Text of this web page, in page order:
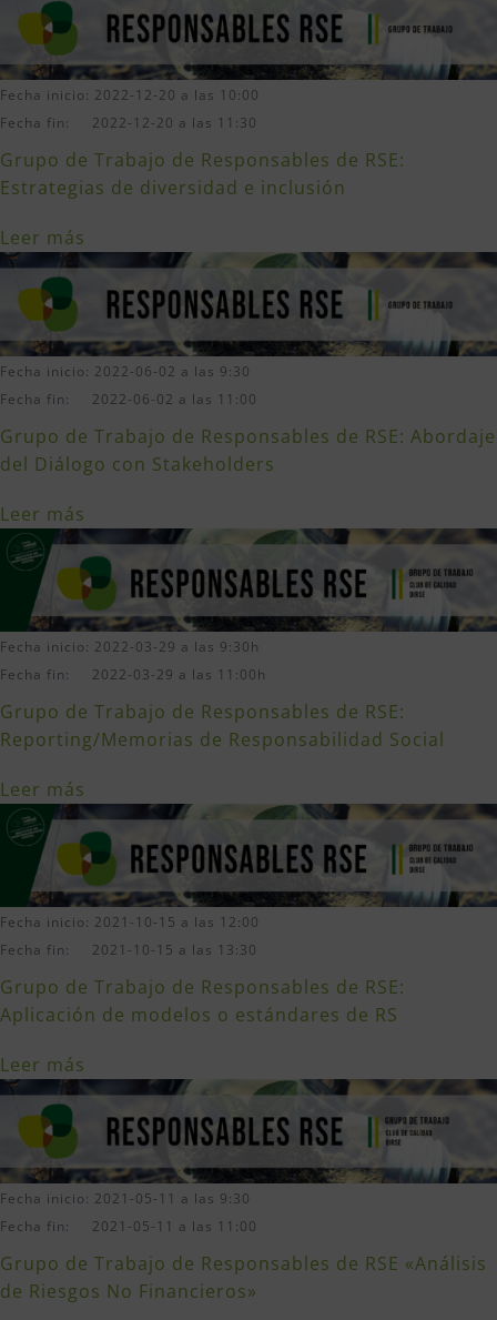
Fecha inicio: 2022-12-20 a las 10:00
Fecha fin: 2022-12-20 a las 11:30
Grupo de Trabajo de Responsables de RSE:
Estrategias de diversidad e inclusión
Leer más
Fecha inicio: 2022-06-02 a las 9:30
Fecha fin: 2022-06-02 a las 11:00
Grupo de Trabajo de Responsables de RSE: Abordaje
del Diálogo con Stakeholders
Leer más
Fecha inicio: 2022-03-29 a las 9:30h
Fecha fin: 2022-03-29 a las 11:00h
Grupo de Trabajo de Responsables de RSE:
Reporting/Memorias de Responsabilidad Social
Leer más
Fecha inicio: 2021-10-15 a las 12:00
Fecha fin: 2021-10-15 a las 13:30
Grupo de Trabajo de Responsables de RSE:
Aplicación de modelos o estándares de RS
Leer más
Fecha inicio: 2021-05-11 a las 9:30
Fecha fin: 2021-05-11 a las 11:00
Grupo de Trabajo de Responsables de RSE «Análisis
de Riesgos No Financieros»